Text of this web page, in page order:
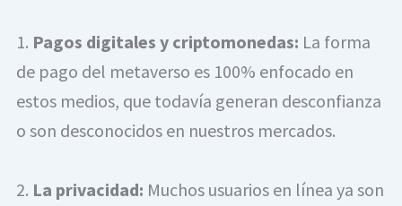
1. Pagos digitales y criptomonedas: La forma
de pago del metaverso es 100% enfocado en
estos medios, que todavía generan desconfianza
o son desconocidos en nuestros mercados.
2. La privacidad: Muchos usuarios en línea ya son